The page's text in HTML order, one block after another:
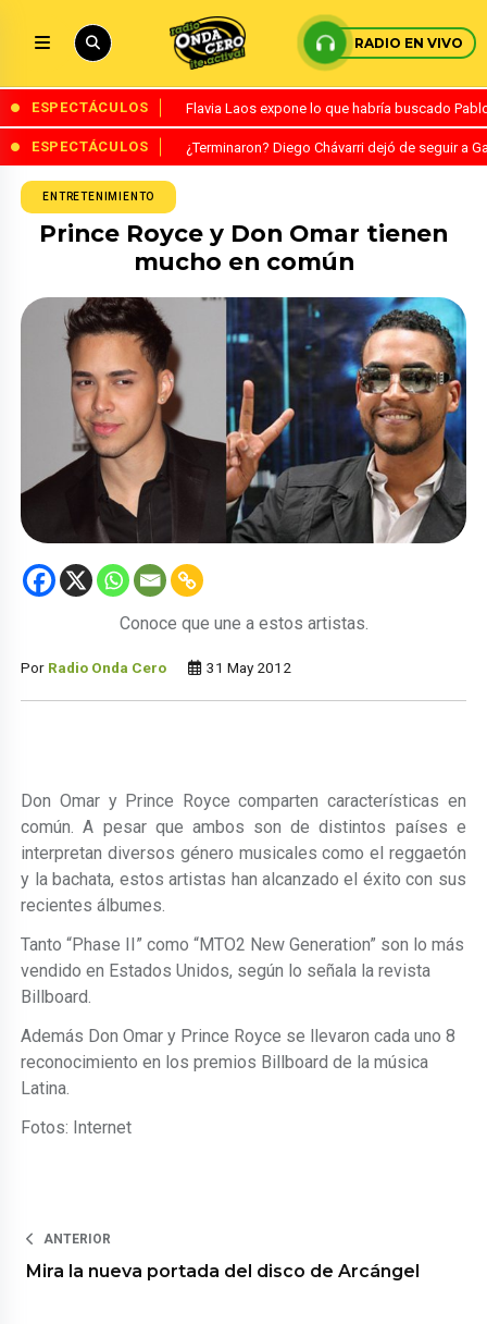
RADIO EN VIVO
ESPECTÁCULOS Flavia Laos expone lo que habría buscado
ESPECTÁCULOS ¿Terminaron? Diego Chávarri dejó de seguir a
ENTRETENIMIENTO
Prince Royce y Don Omar tienen
mucho en común
Conoce que une a estos artistas.
Por Radio Onda Cero 31 May 2012
Don Omar y Prince Royce comparten características en
común. A pesar que ambos son de distintos países e
interpretan diversos género musicales como el reggaetón
y la bachata, estos artistas han alcanzado el éxito con sus
recientes álbumes.
Tanto “Phase II” como “MTO2 New Generation” son lo más
vendido en Estados Unidos, según lo señala la revista
Billboard.
Además Don Omar y Prince Royce se llevaron cada uno 8
reconocimiento en los premios Billboard de la música
Latina.
Fotos: Internet
ANTERIOR
Mira la nueva portada del disco de Arcángel